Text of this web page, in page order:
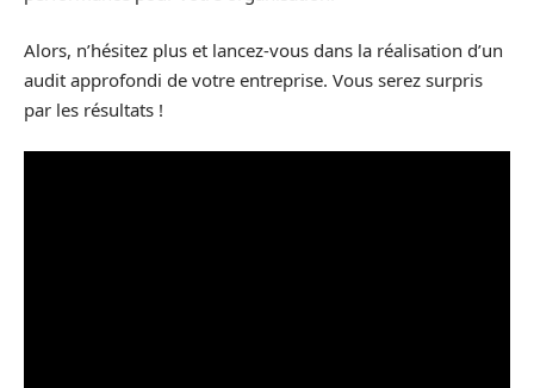
Alors, n’hésitez plus et lancez-vous dans la réalisation d’un
audit approfondi de votre entreprise. Vous serez surpris
par les résultats !